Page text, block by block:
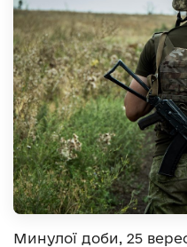
Минулої доби, 25